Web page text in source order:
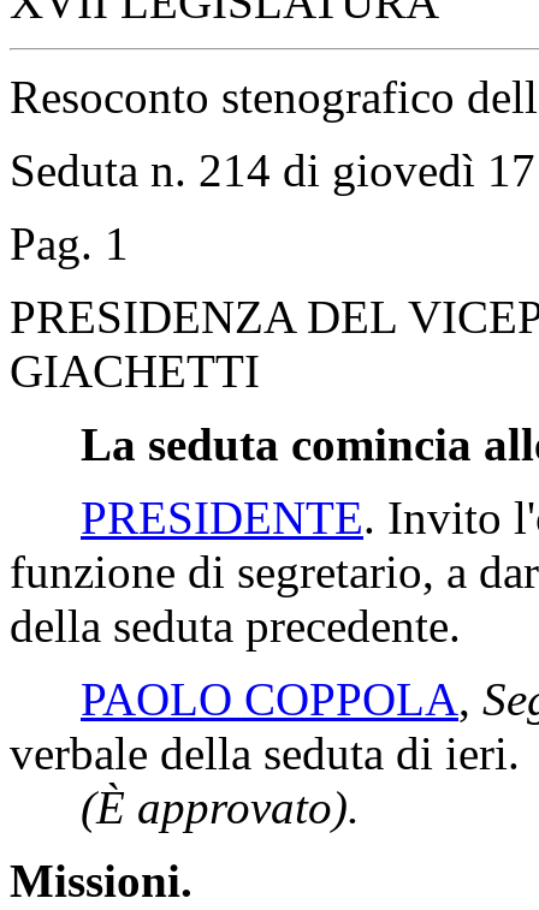
Resoconto stenografico
Seduta n. 214 di giovedì
Pag. 1
PRESIDENZA DEL
GIACHETTI
La seduta comincia
PRESIDENTE. Invito
funzione di segretario, a
della seduta precedente.
PAOLO COPPOLA,
verbale della seduta di ieri.
(È approvato).
Missioni.